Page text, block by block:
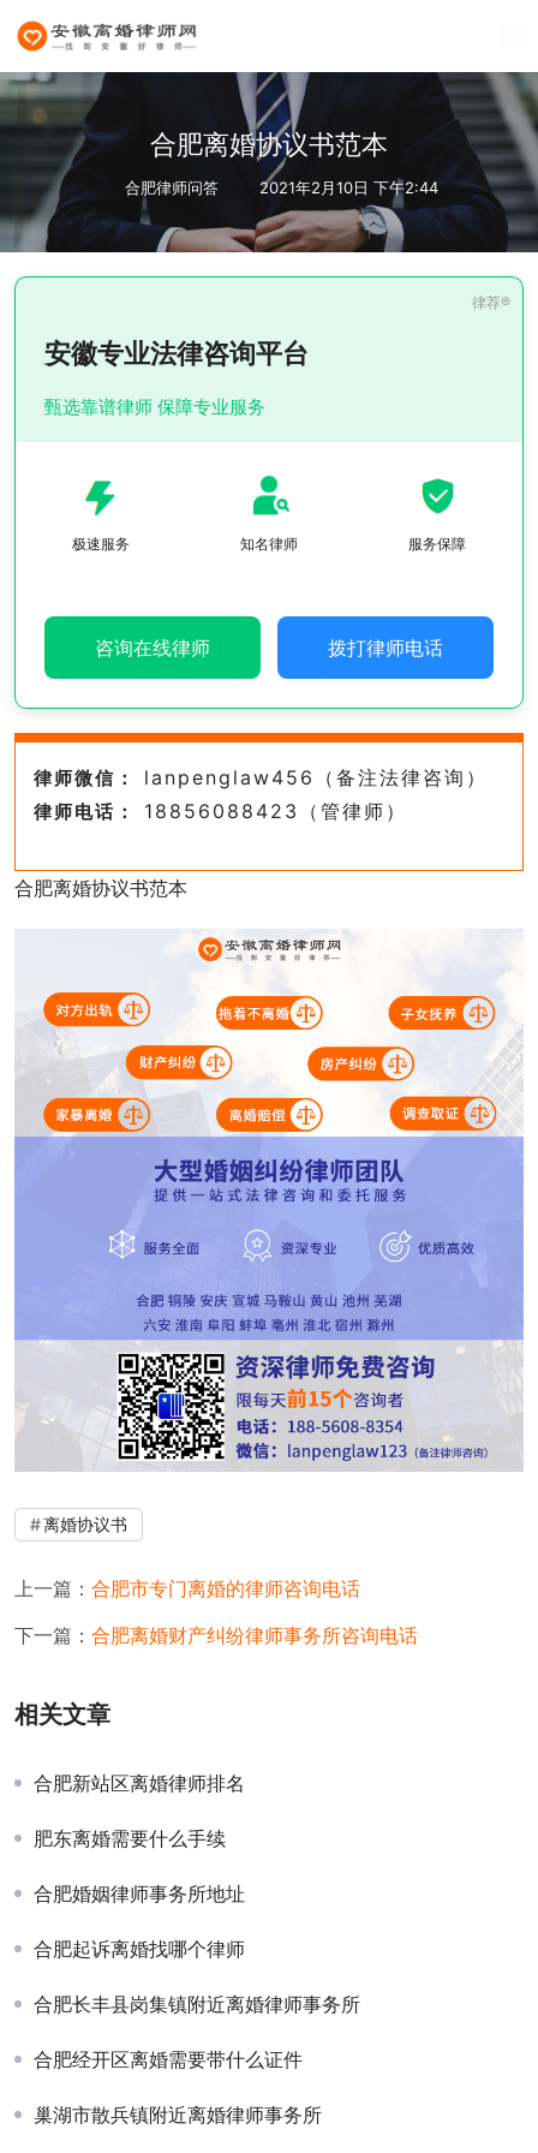
合肥离婚协议书范本
合肥律师问答 2021年2月10日 下午2:44
安徽专业法律咨询平台
甄选靠谱律师 保障专业服务
极速服务 知名律师 服务保障
咨询在线律师 拨打律师电话
律师微信： lanpenglaw456（备注法律咨询）
律师电话： 18856088423（管律师）
合肥离婚协议书范本
离婚协议书
上一篇： 合肥市专门离婚的律师咨询电话
下一篇： 合肥离婚财产纠纷律师事务所咨询电话
相关文章
合肥新站区离婚律师排名
肥东离婚需要什么手续
合肥婚姻律师事务所地址
合肥起诉离婚找哪个律师
合肥长丰县岗集镇附近离婚律师事务所
合肥经开区离婚需要带什么证件
巢湖市散兵镇附近离婚律师事务所